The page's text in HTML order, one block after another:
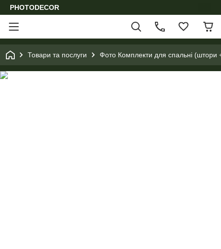
PHOTODECOR
Товари та послуги Фото Комплекти для спальні (штори